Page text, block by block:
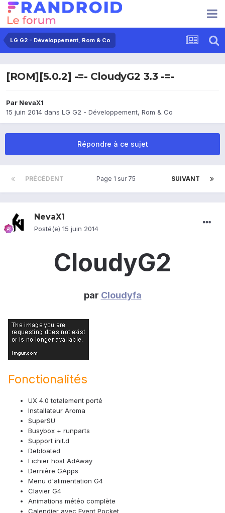
LG G2 - Développement, Rom & Co
[ROM][5.0.2] -=- CloudyG2 3.3 -=-
Par NevaX1
15 juin 2014 dans LG G2 - Développement, Rom & Co
Répondre à ce sujet
PRÉCÉDENT SUIVANT
Page 1 sur 75
NevaX1
Posté(e) 15 juin 2014
CloudyG2
par Cloudyfa
Fonctionalités
UX 4.0 totalement porté
Installateur Aroma
SuperSU
Busybox + runparts
Support init.d
Debloated
Fichier host AdAway
Dernière GApps
Menu d'alimentation G4
Clavier G4
Animations météo complète
Calendier avec Event Pocket